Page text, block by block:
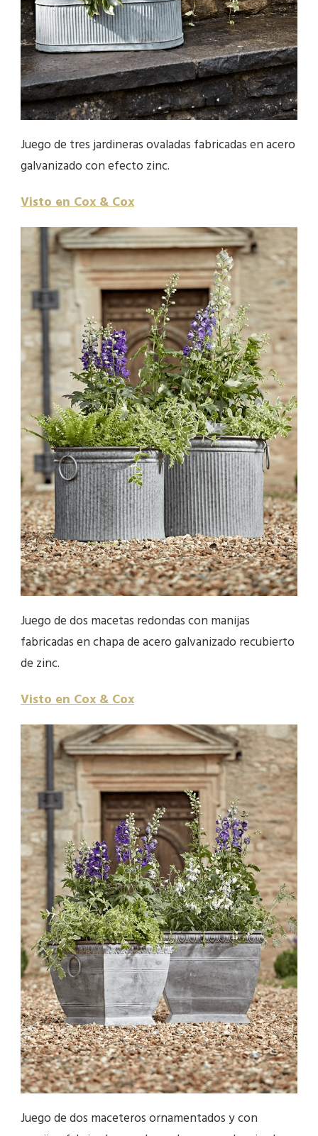
Juego de tres jardineras ovaladas fabricadas en acero
galvanizado con efecto zinc.
Visto en Cox & Cox
Juego de dos macetas redondas con manijas
fabricadas en chapa de acero galvanizado recubierto
de zinc.
Visto en Cox & Cox
Juego de dos maceteros ornamentados y con